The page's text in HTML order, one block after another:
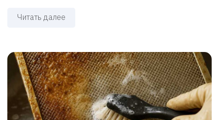
Читать далее